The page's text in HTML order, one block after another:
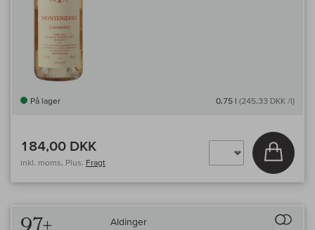
På lager 0,75 l (245,33 DKK /l)
184,00 DKK
inkl. moms, Plus. Fragt
Læg i
Aldinger